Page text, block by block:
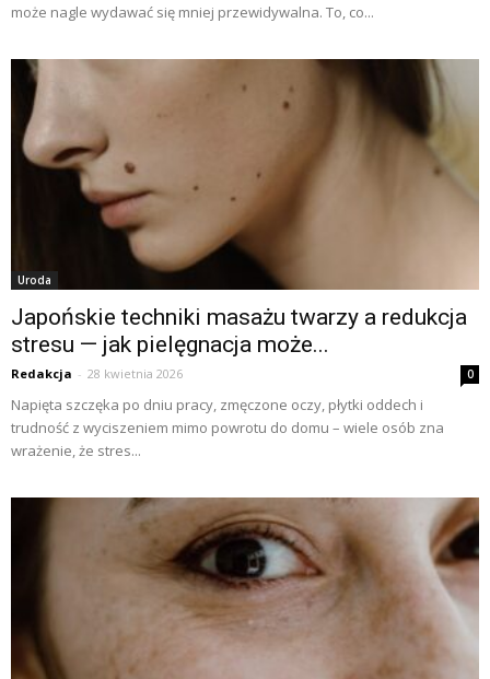
może nagle wydawać się mniej przewidywalna. To, co...
Uroda
Japońskie techniki masażu twarzy a redukcja
stresu — jak pielęgnacja może...
Redakcja - 28 kwietnia 2026 0
Napięta szczęka po dniu pracy, zmęczone oczy, płytki oddech i
trudność z wyciszeniem mimo powrotu do domu – wiele osób zna
wrażenie, że stres...